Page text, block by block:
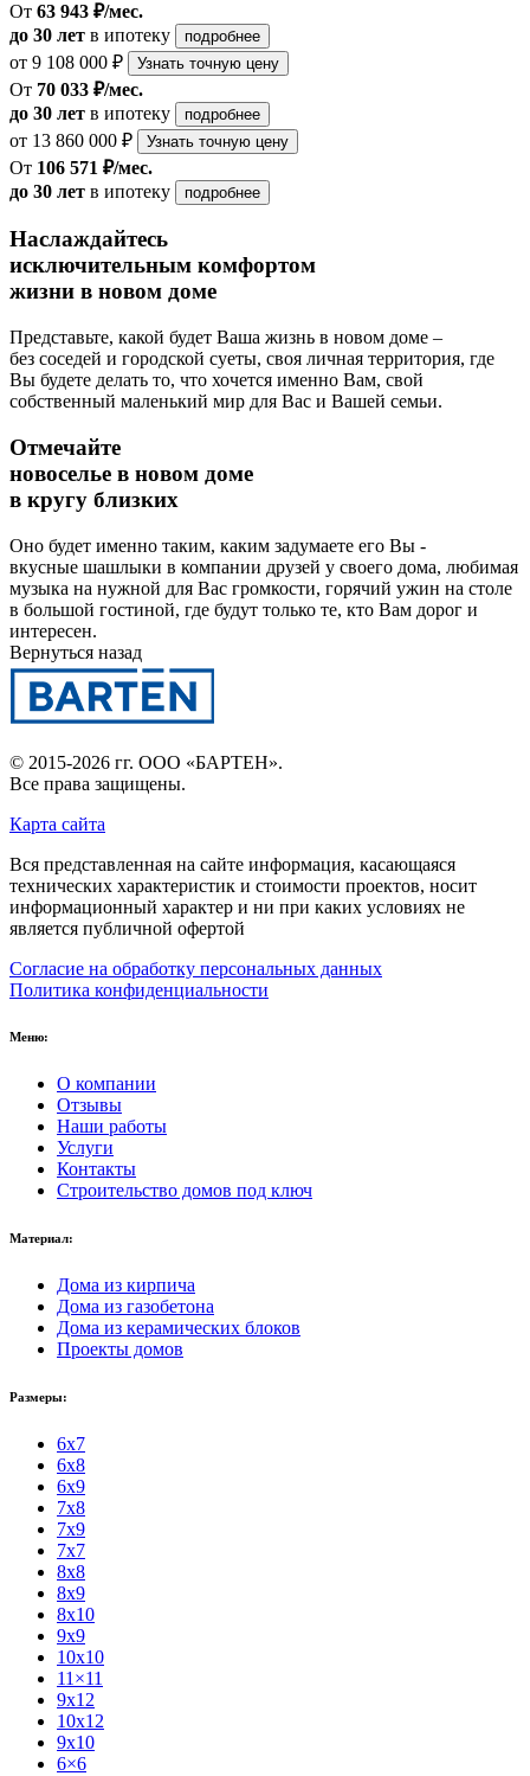
От 63 943 ₽/мес.
до 30 лет в ипотеку подробнее
от 9 108 000 ₽ Узнать точную цену
От 70 033 ₽/мес.
до 30 лет в ипотеку подробнее
от 13 860 000 ₽ Узнать точную цену
От 106 571 ₽/мес.
до 30 лет в ипотеку подробнее
Наслаждайтесь
исключительным комфортом
жизни в новом доме
Представьте, какой будет Ваша жизнь в новом доме –
без соседей и городской суеты, своя личная территория, где
Вы будете делать то, что хочется именно Вам, свой
собственный маленький мир для Вас и Вашей семьи.
Отмечайте
новоселье в новом доме
в кругу близких
Оно будет именно таким, каким задумаете его Вы -
вкусные шашлыки в компании друзей у своего дома, любимая
музыка на нужной для Вас громкости, горячий ужин на столе
в большой гостиной, где будут только те, кто Вам дорог и
интересен.
Вернуться назад
© 2015-2026 гг. ООО «БАРТЕН».
Все права защищены.
Карта сайта
Вся представленная на сайте информация, касающаяся
технических характеристик и стоимости проектов, носит
информационный характер и ни при каких условиях не
является публичной офертой
Согласие на обработку персональных данных
Политика конфиденциальности
Меню:
О компании
Отзывы
Наши работы
Услуги
Контакты
Строительство домов под ключ
Материал:
Дома из кирпича
Дома из газобетона
Дома из керамических блоков
Проекты домов
Размеры:
6x7
6x8
6x9
7x8
7x9
7x7
8x8
8x9
8x10
9x9
10x10
11×11
9x12
10x12
9x10
6×6